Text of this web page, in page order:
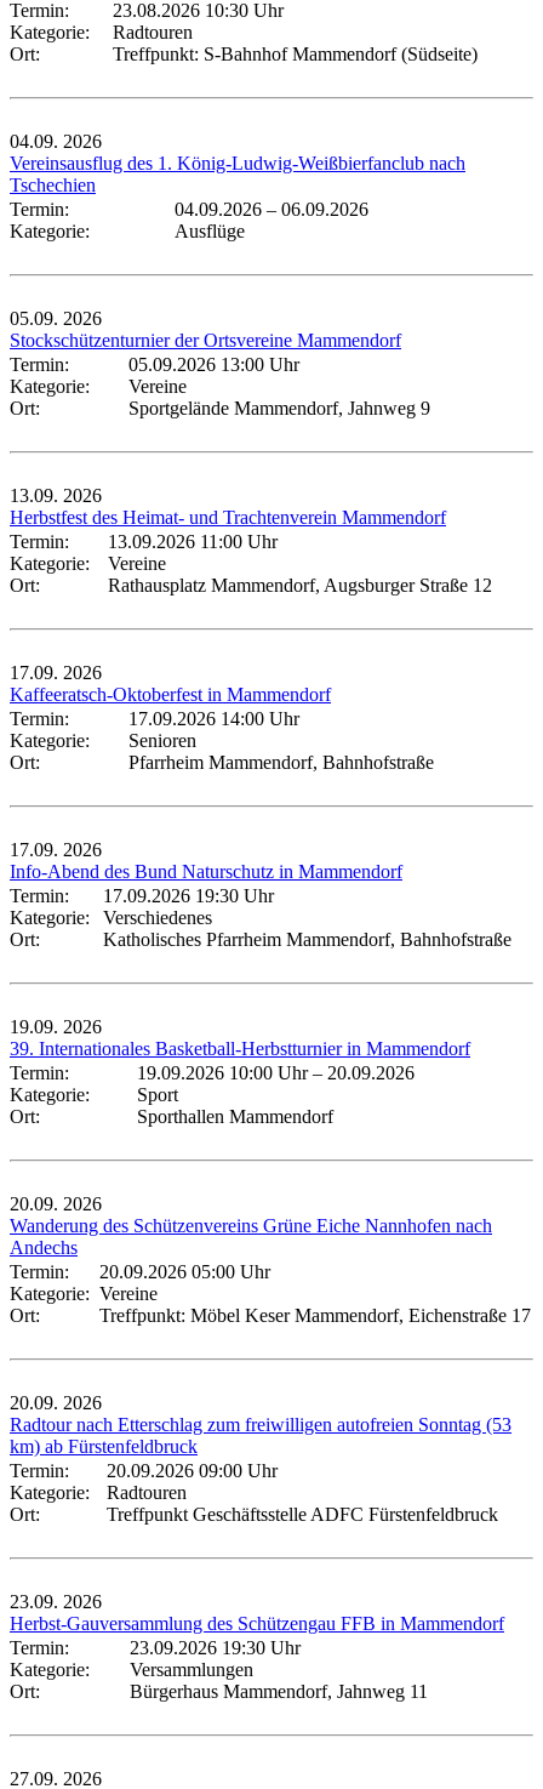
Termin:
23.08.2026 10:30 Uhr
Kategorie:
Radtouren
Ort:
Treffpunkt: S-Bahnhof Mammendorf (Südseite)
04.09. 2026
Vereinsausflug des 1. König-Ludwig-Weißbierfanclub nach
Tschechien
Termin:
04.09.2026 – 06.09.2026
Kategorie:
Ausflüge
05.09. 2026
Stockschützenturnier der Ortsvereine Mammendorf
Termin:
05.09.2026 13:00 Uhr
Kategorie:
Vereine
Ort:
Sportgelände Mammendorf, Jahnweg 9
13.09. 2026
Herbstfest des Heimat- und Trachtenverein Mammendorf
Termin:
13.09.2026 11:00 Uhr
Kategorie:
Vereine
Ort:
Rathausplatz Mammendorf, Augsburger Straße 12
17.09. 2026
Kaffeeratsch-Oktoberfest in Mammendorf
Termin:
17.09.2026 14:00 Uhr
Kategorie:
Senioren
Ort:
Pfarrheim Mammendorf, Bahnhofstraße
17.09. 2026
Info-Abend des Bund Naturschutz in Mammendorf
Termin:
17.09.2026 19:30 Uhr
Kategorie:
Verschiedenes
Ort:
Katholisches Pfarrheim Mammendorf, Bahnhofstraße
19.09. 2026
39. Internationales Basketball-Herbstturnier in Mammendorf
Termin:
19.09.2026 10:00 Uhr– 20.09.2026
Kategorie:
Sport
Ort:
Sporthallen Mammendorf
20.09. 2026
Wanderung des Schützenvereins Grüne Eiche Nannhofen nach
Andechs
Termin:
20.09.2026 05:00 Uhr
Kategorie: Vereine
Ort:
Treffpunkt: Möbel Keser Mammendorf, Eichenstraße 17
20.09. 2026
Radtour nach Etterschlag zum freiwilligen autofreien Sonntag (53
km) ab Fürstenfeldbruck
Termin:
20.09.2026 09:00 Uhr
Kategorie:
Radtouren
Ort:
Treffpunkt Geschäftsstelle ADFC Fürstenfeldbruck
23.09. 2026
Herbst-Gauversammlung des Schützengau FFB in Mammendorf
Termin:
23.09.2026 19:30 Uhr
Kategorie:
Versammlungen
Ort:
Bürgerhaus Mammendorf, Jahnweg 11
27.09. 2026